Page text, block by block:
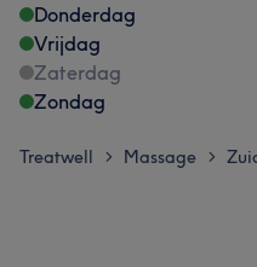
Donderdag
Vrijdag
Zaterdag
Zondag
Treatwell > Massage >